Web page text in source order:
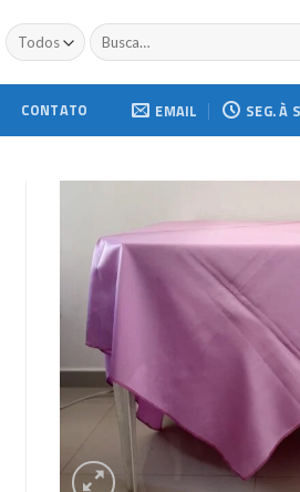
Buscar
por:
CONTATO EMAIL SEG. À